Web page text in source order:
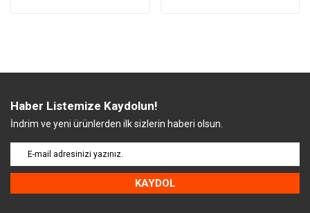
Haber Listemize Kaydolun!
İndrim ve yeni ürünlerden ilk sizlerin haberi olsun.
KAYDOL